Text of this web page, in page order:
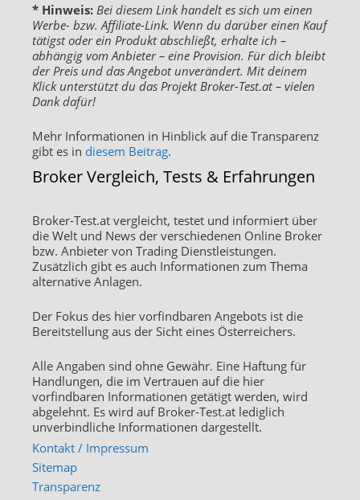
* Hinweis: Bei diesem Link handelt es sich um einen
Werbe- bzw. Affiliate-Link. Wenn du darüber einen Kauf
tätigst oder ein Produkt abschließt, erhalte ich –
abhängig vom Anbieter – eine Provision. Für dich bleibt
der Preis und das Angebot unverändert. Mit deinem
Klick unterstützt du das Projekt Broker-Test.at – vielen
Dank dafür!
Mehr Informationen in Hinblick auf die Transparenz
gibt es in diesem Beitrag.
Broker Vergleich, Tests & Erfahrungen
Broker-Test.at vergleicht, testet und informiert über
die Welt und News der verschiedenen Online Broker
bzw. Anbieter von Trading Dienstleistungen.
Zusätzlich gibt es auch Informationen zum Thema
alternative Anlagen.
Der Fokus des hier vorfindbaren Angebots ist die
Bereitstellung aus der Sicht eines Österreichers.
Alle Angaben sind ohne Gewähr. Eine Haftung für
Handlungen, die im Vertrauen auf die hier
vorfindbaren Informationen getätigt werden, wird
abgelehnt. Es wird auf Broker-Test.at lediglich
unverbindliche Informationen dargestellt.
Kontakt / Impressum
Sitemap
Transparenz